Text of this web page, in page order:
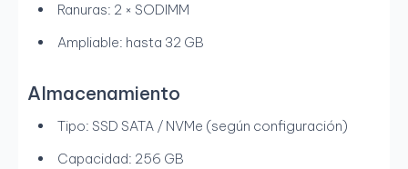
Ranuras: 2 × SODIMM
Ampliable: hasta 32 GB
Almacenamiento
Tipo: SSD SATA / NVMe (según configuración)
Capacidad: 256 GB